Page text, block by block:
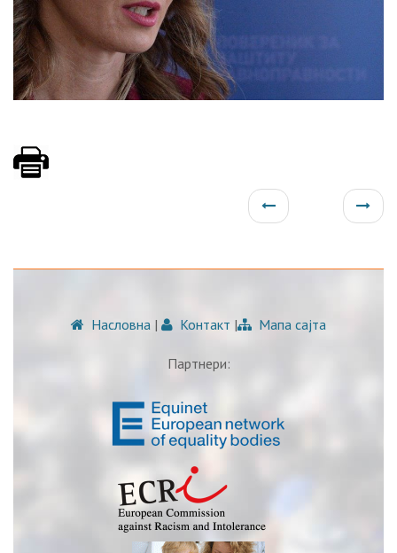
Насловна | Контакт | Мапа сајта
Партнери: